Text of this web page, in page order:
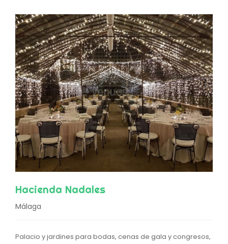
Hacienda Nadales
Málaga
Palacio y jardines para bodas, cenas de gala y congresos,